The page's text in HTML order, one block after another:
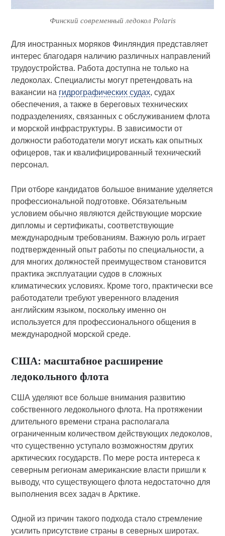
Финский современный ледокол Polaris
Для иностранных моряков Финляндия представляет
интерес благодаря наличию различных направлений
трудоустройства. Работа доступна не только на
ледоколах. Специалисты могут претендовать на
вакансии на гидрографических судах, судах
обеспечения, а также в береговых технических
подразделениях, связанных с обслуживанием флота
и морской инфраструктуры. В зависимости от
должности работодатели могут искать как опытных
офицеров, так и квалифицированный технический
персонал.
При отборе кандидатов большое внимание уделяется
профессиональной подготовке. Обязательным
условием обычно являются действующие морские
дипломы и сертификаты, соответствующие
международным требованиям. Важную роль играет
подтвержденный опыт работы по специальности, а
для многих должностей преимуществом становится
практика эксплуатации судов в сложных
климатических условиях. Кроме того, практически все
работодатели требуют уверенного владения
английским языком, поскольку именно он
используется для профессионального общения в
международной морской среде.
США: масштабное расширение
ледокольного флота
США уделяют все больше внимания развитию
собственного ледокольного флота. На протяжении
длительного времени страна располагала
ограниченным количеством действующих ледоколов,
что существенно уступало возможностям других
арктических государств. По мере роста интереса к
северным регионам американские власти пришли к
выводу, что существующего флота недостаточно для
выполнения всех задач в Арктике.
Одной из причин такого подхода стало стремление
усилить присутствие страны в северных широтах.